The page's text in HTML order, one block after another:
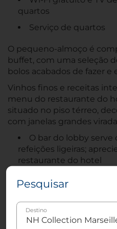
quartos
Serviço de quartos
O pequeno-almoço é
buffet, com uma seleção
bolos acabados de fazer e
Vinhos finos e receitas
menu do restaurante do
situado no piso térreo,
com janelas grandes
O bar do lobby serve
refeições ligeiras;
restaurante do hotel
tardios e para
Os hóspedes podem
bem equipado centro
Pesquisar
Destino